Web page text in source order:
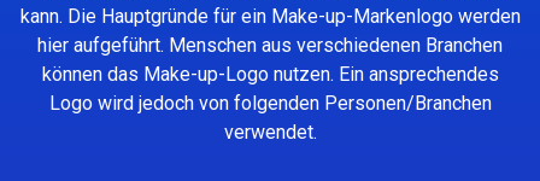
kann. Die Hauptgründe für ein Make-up-Markenlogo werden
hier aufgeführt. Menschen aus verschiedenen Branchen
können das Make-up-Logo nutzen. Ein ansprechendes
Logo wird jedoch von folgenden Personen/Branchen
verwendet.